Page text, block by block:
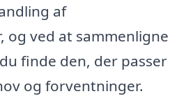
af
ved at sammenligne
finde den, der passer
og forventninger.